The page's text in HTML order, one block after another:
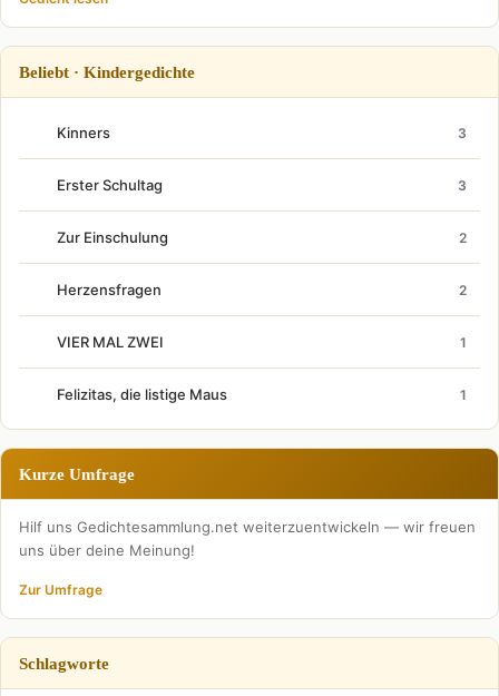
Beliebt · Kindergedichte
Kinners 3
Erster Schultag 3
Zur Einschulung 2
Herzensfragen 2
VIER MAL ZWEI 1
Felizitas, die listige Maus 1
Kurze Umfrage
Hilf uns Gedichtesammlung.net weiterzuentwickeln — wir freuen
uns über deine Meinung!
Zur Umfrage
Schlagworte